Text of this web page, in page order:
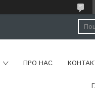
ПРО НАС